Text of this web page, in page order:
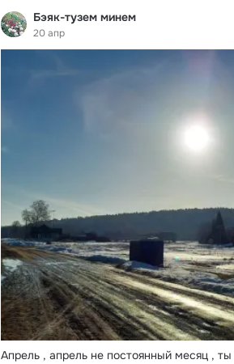
Бэяк-тузем минем
20 апр
Апрель , апрель не постоянный месяц , ты